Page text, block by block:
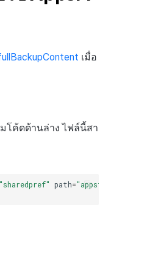
เมื่อ
โค้ดด้านล่าง ไฟล์นี้สา
"sharedpref" path="appsflyer-data"